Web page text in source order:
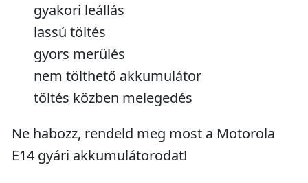
gyakori leállás
lassú töltés
gyors merülés
nem tölthető akkumulátor
töltés közben melegedés
Ne habozz, rendeld meg most a Motorola
E14 gyári akkumulátorodat!